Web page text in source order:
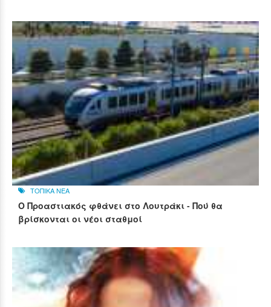
ΤΟΠΙΚΑ ΝΕΑ
Ο Προαστιακός φθάνει στο Λουτράκι - Πού θα
βρίσκονται οι νέοι σταθμοί